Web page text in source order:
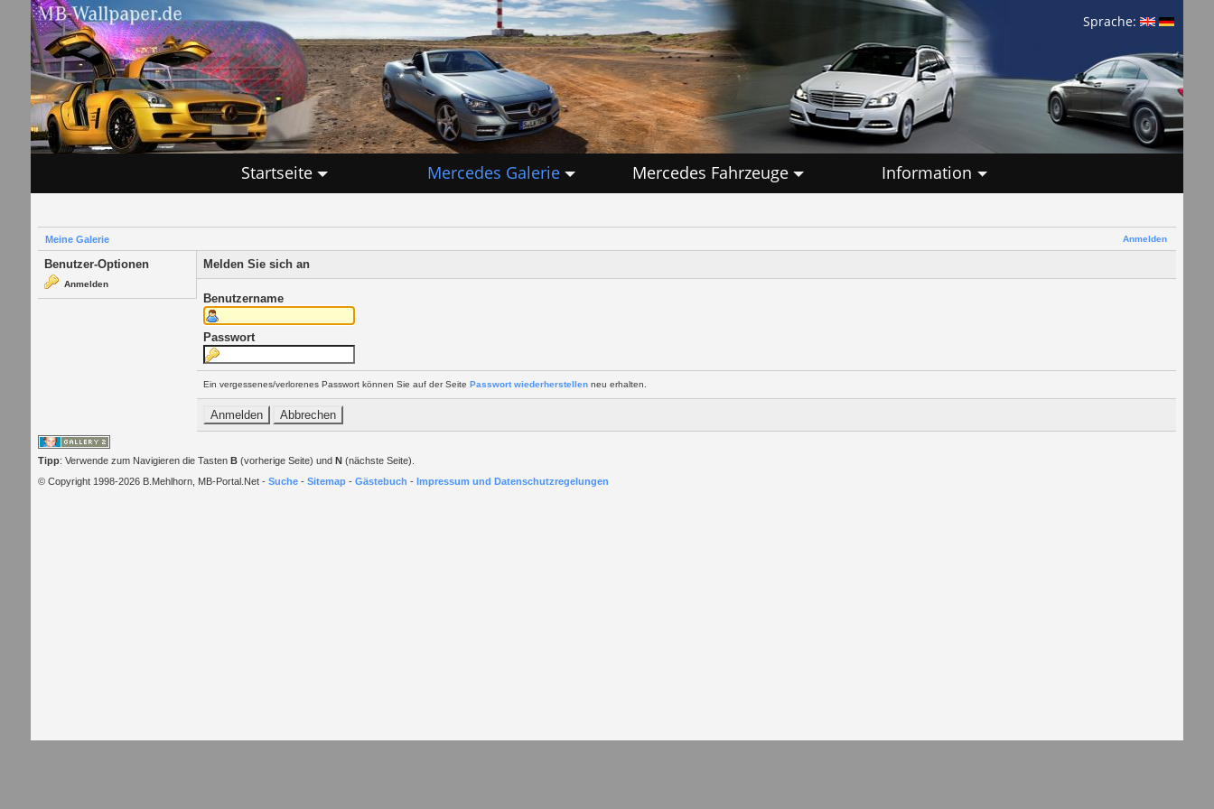
Sprache:
Startseite Mercedes Galerie Mercedes Fahrzeuge Information
Anmelden
Meine Galerie
Benutzer-Optionen
Anmelden
Melden Sie sich an
Benutzername
Passwort
Ein vergessenes/verlorenes Passwort können Sie auf der Seite Passwort wiederherstellenneu erhalten.
Tipp: Verwende zum Navigieren die Tasten B(vorherige Seite) und N(nächste Seite).
© Copyright 1998-2026 B.Mehlhorn, MB-Portal.Net - Suche- Sitemap- Gästebuch - Impressum und Datenschutzregelungen